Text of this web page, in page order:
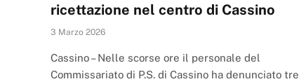
ricettazione nel centro di Cassino
3 Marzo 2026
Cassino – Nelle scorse ore il personale del
Commissariato di P.S. di Cassino ha denunciato tre